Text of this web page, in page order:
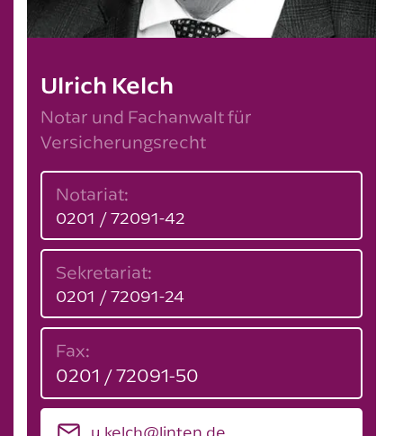
Ulrich Kelch
Notar und Fachanwalt für
Versicherungsrecht
Notariat:
0201 / 72091-42
Sekretariat:
0201 / 72091-24
Fax:
0201 / 72091-50
u.kelch@linten.de